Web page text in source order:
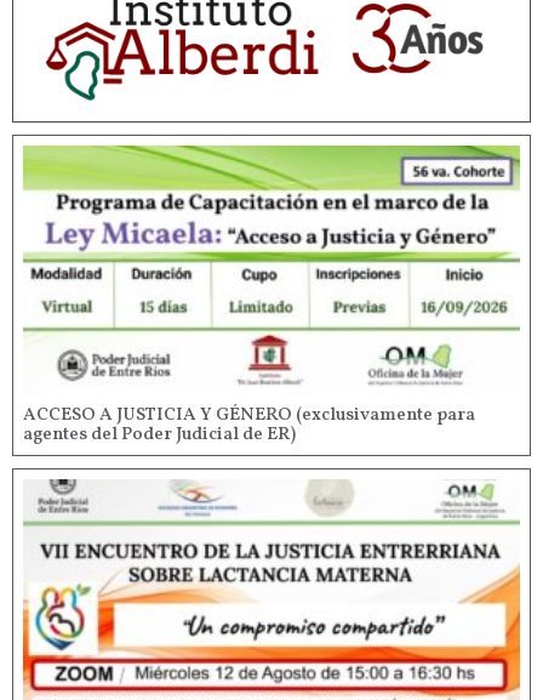
ACCESO A JUSTICIA Y GÉNERO (exclusivamente para
agentes del Poder Judicial de ER)